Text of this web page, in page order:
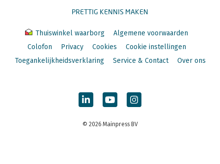
PRETTIG KENNIS MAKEN
Thuiswinkel waarborg
Algemene voorwaarden
Colofon
Privacy Cookies
Cookie instellingen
Toegankelijkheidsverklaring
Service & Contact Over ons
© 2026 Mainpress BV